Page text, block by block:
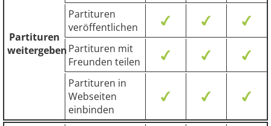
Partituren
weitergeben
Partituren
veröffentlichen
Partituren mit
Freunden teilen
Partituren in
Webseiten
einbinden